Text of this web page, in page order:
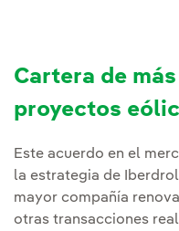
Cartera de
proyectos
Este acuerdo en el
la estrategia de
mayor compañía
otras transacciones